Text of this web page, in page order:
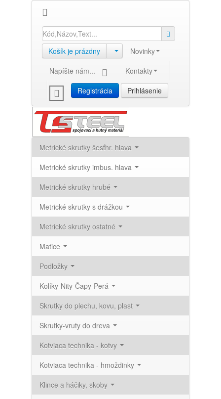
Košík je prázdny
Novinky
Napíšte nám...
Kontakty
Registrácia
Prihlásenie
Metrické skrutky šesťhr. hlava
Metrické skrutky imbus. hlava
Metrické skrutky hrubé
Metrické skrutky s drážkou
Metrické skrutky ostatné
Matice
Podložky
Kolíky-Nity-Čapy-Perá
Skrutky do plechu, kovu, plast
Skrutky-vruty do dreva
Kotviaca technika - kotvy
Kotviaca technika - hmoždinky
Klince a háčiky, skoby